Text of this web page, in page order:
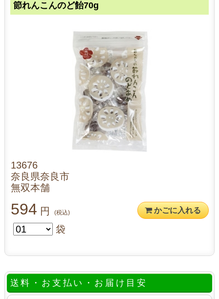
節れんこんのど飴70g
13676
奈良県奈良市
無双本舗
594 円 (税込) かごに入れる
袋
送料・お支払い・お届け目安